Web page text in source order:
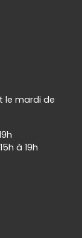
le mardi de
à 19h